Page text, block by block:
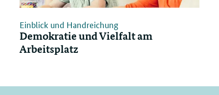
Einblick und Handreichung
Demokratie und Vielfalt am
Arbeitsplatz